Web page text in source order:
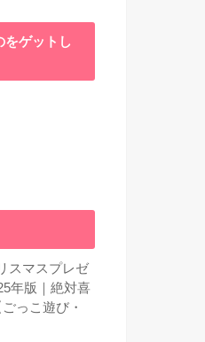
ゲットし
スマスプレゼ
年版｜絶対喜
っこ遊び・